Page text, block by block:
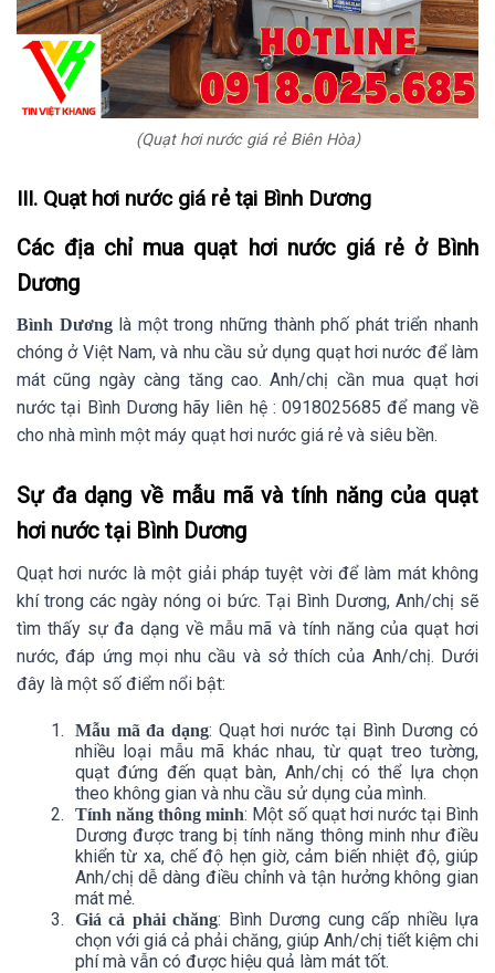
(Quạt hơi nước giá rẻ Biên Hòa)
III. Quạt hơi nước giá rẻ tại Bình Dương
Các địa chỉ mua quạt hơi nước giá rẻ ở Bình
Dương
Bình Dươnglà một trong những thành phố phát triển nhanh
chóng ở Việt Nam, và nhu cầu sử dụng quạt hơi nước để làm
mát cũng ngày càng tăng cao. Anh/chị cần mua quạt hơi
nước tại Bình Dương hãy liên hệ : 0918025685 để mang về
cho nhà mình một máy quạt hơi nước giá rẻ và siêu bền.
Sự đa dạng về mẫu mã và tính năng của quạt
hơi nước tại Bình Dương
Quạt hơi nước là một giải pháp tuyệt vời để làm mát không
khí trong các ngày nóng oi bức. Tại Bình Dương, Anh/chị sẽ
tìm thấy sự đa dạng về mẫu mã và tính năng của quạt hơi
nước, đáp ứng mọi nhu cầu và sở thích của Anh/chị. Dưới
đây là một số điểm nổi bật:
Mẫu mã đa dạng: Quạt hơi nước tại Bình Dương có
nhiều loại mẫu mã khác nhau, từ quạt treo tường,
quạt đứng đến quạt bàn, Anh/chị có thể lựa chọn
theo không gian và nhu cầu sử dụng của mình.
Tính năng thông minh: Một số quạt hơi nước tại Bình
Dương được trang bị tính năng thông minh như điều
khiển từ xa, chế độ hẹn giờ, cảm biến nhiệt độ, giúp
Anh/chị dễ dàng điều chỉnh và tận hưởng không gian
mát mẻ.
Giá cả phải chăng: Bình Dương cung cấp nhiều lựa
chọn với giá cả phải chăng, giúp Anh/chị tiết kiệm chi
phí mà vẫn có được hiệu quả làm mát tốt.